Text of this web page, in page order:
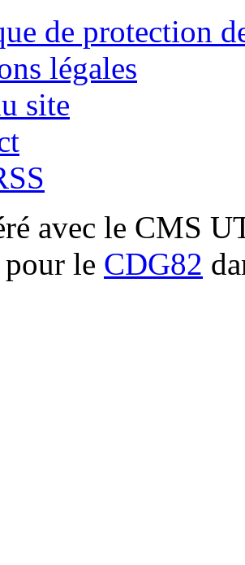
de protection
légales
site
avec le CMS
pour le CDG82